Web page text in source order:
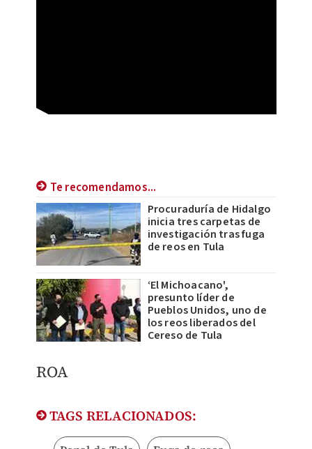
Te recomendamos...
Procuraduría de Hidalgo
inicia tres carpetas de
investigación tras fuga
de reos en Tula
‘El Michoacano',
presunto líder de
Pueblos Unidos, uno de
los reos liberados del
Cereso de Tula
ROA
TAGS RELACIONADOS: